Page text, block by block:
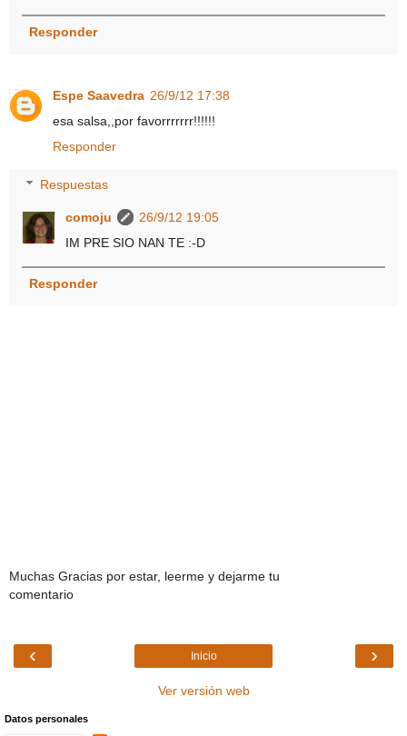
Responder
Espe Saavedra 26/9/12 17:38
esa salsa,,por favorrrrrrr!!!!!!
Responder
Respuestas
comoju
26/9/12 19:05
IM PRE SIO NAN TE :-D
Responder
Muchas Gracias por estar, leerme y dejarme tu
comentario
‹ ›
Inicio
Ver versión web
Datos personales